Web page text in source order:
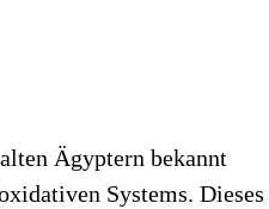
Ägyptern bekannt
Systems. Dieses